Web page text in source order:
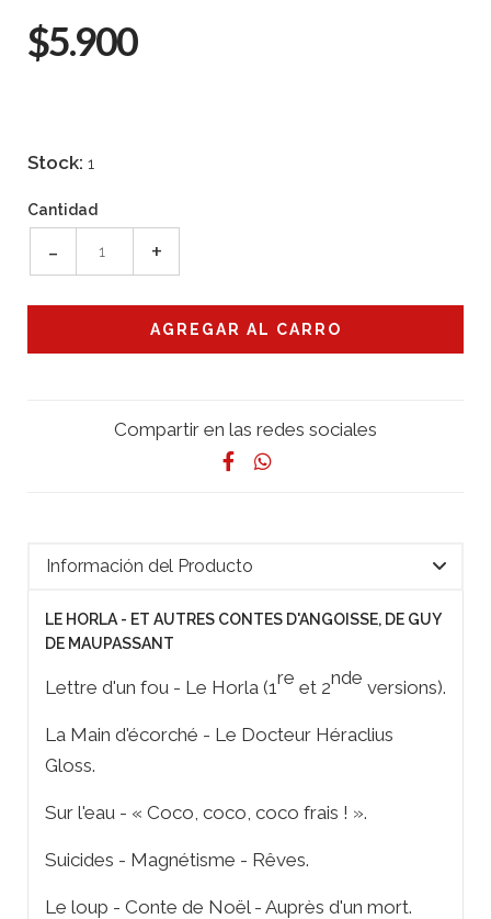
$5.900
Stock: 1
Cantidad
- +
Compartir en las redes sociales
Información del Producto
LE HORLA - ET AUTRES CONTES D'ANGOISSE, DE GUY
DE MAUPASSANT
Lettre d'un fou - Le Horla (1re et 2nde versions).
La Main d'écorché - Le Docteur Héraclius
Gloss.
Sur l'eau - « Coco, coco, coco frais ! ».
Suicides - Magnétisme - Rêves.
Le loup - Conte de Noël - Auprès d'un mort.